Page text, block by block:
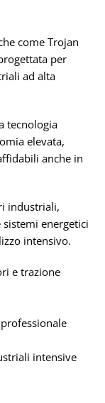
come Trojan
per
ad alta
tecnologia
elevata,
anche in
industriali,
energetici
intensivo.
e trazione
intensive
IN AH
IN VOLT